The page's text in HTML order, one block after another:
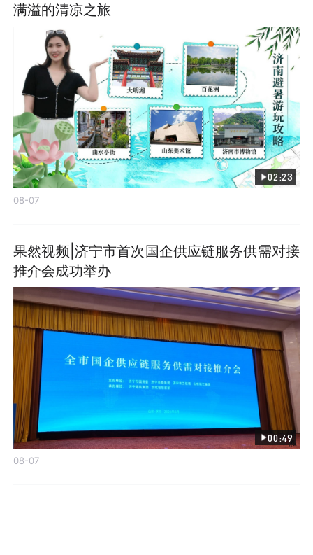
满溢的清凉之旅
02:23
08-07
果然视频|济宁市首次国企供应链服务供需对接
推介会成功举办
00:49
08-07